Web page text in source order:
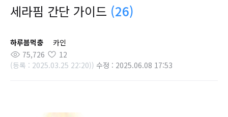
세라핌 간단 가이드 (26)
하루븜먹충
카인
75,726
12
(등록 : 2025.03.25 22:20)) 수정 : 2025.06.08 17:53